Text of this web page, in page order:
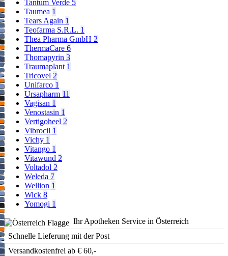
Tantum Verde 5
Taumea 1
Tears Again 1
Teofarma S.R.L. 1
Thea Pharma GmbH 2
ThermaCare 6
Thomapyrin 3
Traumaplant 1
Tricovel 2
Unifarco 1
Ursapharm 11
Vagisan 1
Venostasin 1
Vertigoheel 2
Vibrocil 1
Vichy 1
Vitango 1
Vitawund 2
Voltadol 2
Weleda 7
Wellion 1
Wick 8
Yomogi 1
Ihr Apotheken Service in Österreich
Schnelle Lieferung mit der Post
Versandkostenfrei ab € 60,-